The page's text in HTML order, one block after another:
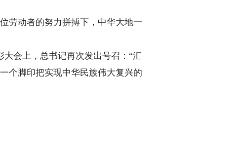
动者的努力拼搏下，中华大地一
会上，总书记再次发出号召：“汇
个脚印把实现中华民族伟大复兴的